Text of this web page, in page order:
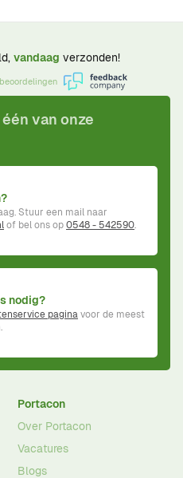
vandaag verzonden!
van onze
Stuur een mail naar
of bel ons op0548 - 542590.
nodig?
paginavoor de meest
Portacon
Over Portacon
Vacatures
Blogs